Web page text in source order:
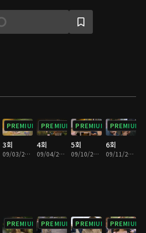
게 된다. 고민 끝에 갑순과 갑돌은 양가 식구
, 10년 동안 연인이었어도 함께 사는 건 무엇
거 사실을 알게 된 양가 어른이 크게 갈등하면
PREMIUM
3회
09/03/2016 • 1시간 5분
PREMIUM
4회
09/04/2016 • 1시간 6분
PREMIUM
5회
09/10/2016 • 1시간 4분
PREMIUM
6회
09/11/2016 • 1시간 6분
PREMIUM PREMIUM PREMIUM PREMIUM